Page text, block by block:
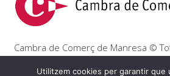
Cambra de Comerç de Manresa ©
Avís Legal Política de privacitat
Utilitzem cookies per garantir que